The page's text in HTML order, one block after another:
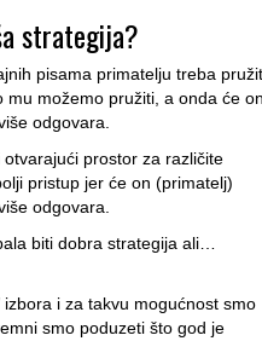
strategija?
pisama primatelju treba
možemo pružiti, a onda će on
odgovara.
prostor za različite
pristup jer će on (primatelj)
odgovara.
biti dobra strategija ali…
i za takvu mogućnost smo
smo poduzeti što god je